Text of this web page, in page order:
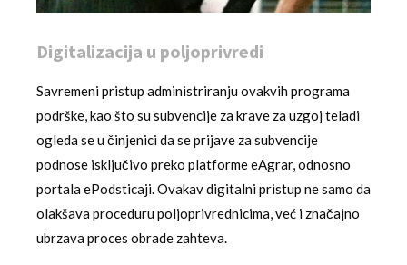
Digitalizacija u poljoprivredi
Savremeni pristup administriranju ovakvih programa
podrške, kao što su subvencije za krave za uzgoj teladi
ogleda se u činjenici da se prijave za subvencije
podnose isključivo preko platforme eAgrar, odnosno
portala ePodsticaji. Ovakav digitalni pristup ne samo da
olakšava proceduru poljoprivrednicima, već i značajno
ubrzava proces obrade zahteva.